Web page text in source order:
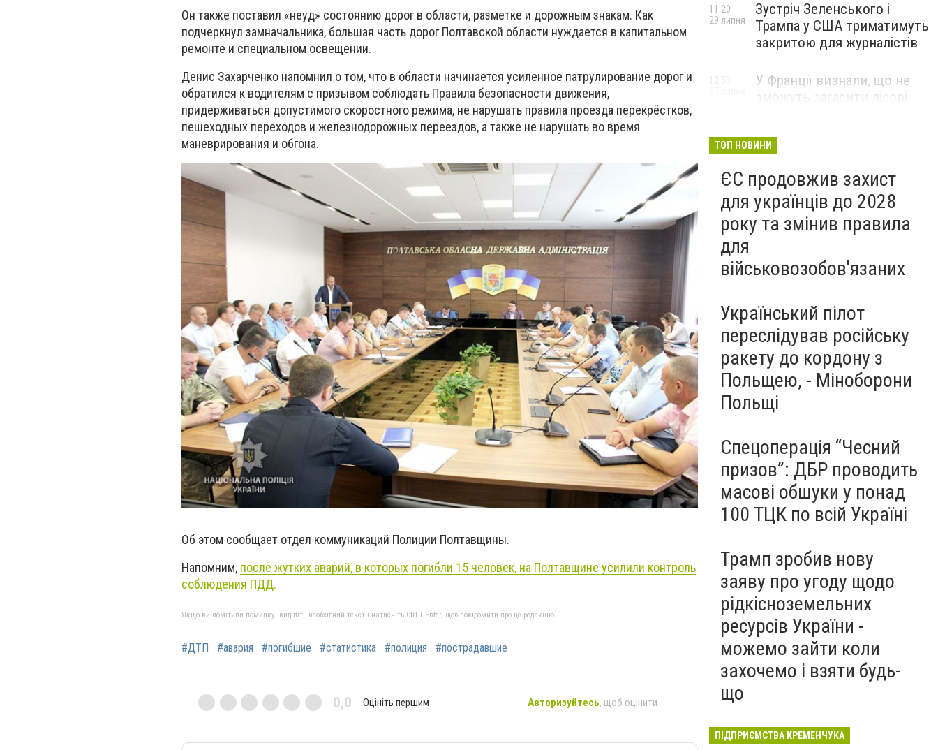
Он также поставил «неуд» состоянию дорог в области, разметке и дорожным знакам. Как
подчеркнул замначальника, большая часть дорог Полтавской области нуждается в капитальном
ремонте и специальном освещении.
Денис Захарченко напомнил о том, что в области начинается усиленное патрулирование дорог и
обратился к водителям с призывом соблюдать Правила безопасности движения,
придерживаться допустимого скоростного режима, не нарушать правила проезда перекрёстков,
пешеходных переходов и железнодорожных переездов, а также не нарушать во время
маневрирования и обгона.
Об этом сообщает отдел коммуникаций Полиции Полтавщины.
Напомним, после жутких аварий, в которых погибли 15 человек, на Полтавщине усилили контроль
соблюдения ПДД.
Якщо ви помітили помилку, виділіть необхідний текст і натисніть Ctrl + Enter, щоб повідомити про це редакцію
#ДТП #авария #погибшие #статистика #полиция #пострадавшие
0,0 Оцініть першим Авторизуйтесь, щоб оцінити
Зустріч Зеленського і
Трампа у США триматимуть
закритою для журналістів
11:20
29 липня
У Франції визнали, що не
ТОП НОВИНИ
ЄС продовжив захист
для українців до 2028
року та змінив правила
для
військовозобов'язаних
Український пілот
переслідував російську
ракету до кордону з
Польщею, - Міноборони
Польщі
Спецоперація “Чесний
призов”: ДБР проводить
масові обшуки у понад
100 ТЦК по всій Україні
Трамп зробив нову
заяву про угоду щодо
рідкісноземельних
ресурсів України -
можемо зайти коли
захочемо і взяти будь-
що
ПІДПРИЄМСТВА КРЕМЕНЧУКА